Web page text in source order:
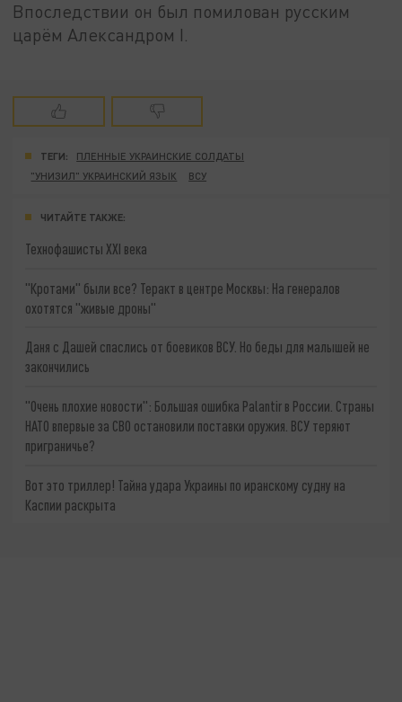
Впоследствии он был помилован русским
царём Александром I.
ТЕГИ:
ПЛЕННЫЕ УКРАИНСКИЕ СОЛДАТЫ
"УНИЗИЛ" УКРАИНСКИЙ ЯЗЫК
ВСУ
ЧИТАЙТЕ ТАКЖЕ:
Технофашисты XXI века
"Кротами" были все? Теракт в центре Москвы: На генералов
охотятся "живые дроны"
Даня с Дашей спаслись от боевиков ВСУ. Но беды для малышей не
закончились
"Очень плохие новости": Большая ошибка Palantir в России. Страны
НАТО впервые за СВО остановили поставки оружия. ВСУ теряют
приграничье?
Вот это триллер! Тайна удара Украины по иранскому судну на
Каспии раскрыта